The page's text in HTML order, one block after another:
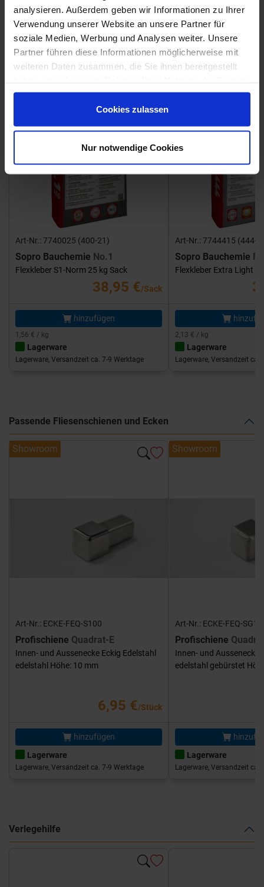
analysieren. Außerdem geben wir Informationen zu Ihrer
Verwendung unserer Website an unsere Partner für
soziale Medien, Werbung und Analysen weiter. Unsere
Partner führen diese Informationen möglicherweise mit
weiteren Daten zusammen, die Sie ihnen bereitgestellt
gesammelt haben.
Cookies zulassen
Nur notwendige Cookies
Fliesenkleber
Showroom
Art-Nr.: 7740025 (400-21)
Sopro Bauchemie No.1
Flexkleber S1-Norm 25 kg Sack
38,95 €/Sack
hinzufügen
1,56 € / kg
Lagerware
Lagerware, Versandzeit ca. 7-9 Werktage
Showroom
Art-Nr.: 7744415 (444-
Sopro Bauchemie
Flexkleber Extra Light
2,13 € / kg
Lagerware
Lagerware, Versandzeit ca.
Passende Fliesenschienen und Ecken
Showroom
Art-Nr.: ECKE-FEQ-S100
Profischiene Quadrat-E
Innen- und Aussenecke Eckig Edelstahl
edelstahl Höhe: 10 mm
6,95 €/Stück
hinzufügen
Lagerware
Lagerware, Versandzeit ca. 7-9 Werktage
Showroom
Art-Nr.: ECKE-FEQ-
Profischiene
Innen- und Aussenecke
edelstahl gebürstet
Lagerware
Lagerware, Versandzeit ca.
Verlegehilfe